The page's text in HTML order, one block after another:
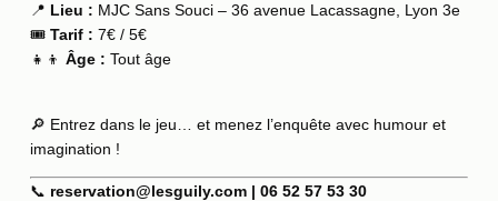
📍 Lieu : MJC Sans Souci – 36 avenue Lacassagne, Lyon 3e
🎟️ Tarif : 7€ / 5€
👧👦 Âge : Tout âge
🔎 Entrez dans le jeu… et menez l’enquête avec humour et
imagination !
📞 reservation@lesguily.com| 06 52 57 53 30